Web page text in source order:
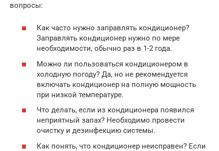
вопросы:
Как часто нужно заправлять кондиционер?
Заправлять кондиционер нужно по мере
необходимости, обычно раз в 1-2 года.
Можно ли пользоваться кондиционером в
холодную погоду? Да, но не рекомендуется
включать кондиционер на полную мощность
при низкой температуре.
Что делать, если из кондиционера появился
неприятный запах? Необходимо провести
очистку и дезинфекцию системы.
Как понять, что кондиционер неисправен? Если